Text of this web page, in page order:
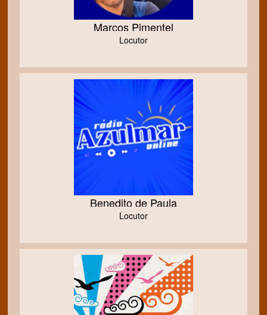
Marcos Pimentel
Locutor
Benedito de Paula
Locutor